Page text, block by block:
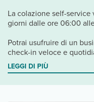
La colazione self-
giorni dalle ore 06:00
Potrai usufruire di un
check-in veloce e
LEGGI DI PIÙ